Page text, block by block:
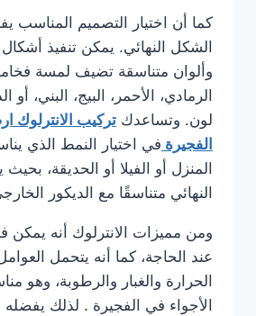
كما أن اختيار التصميم المناسب
الشكل النهائي. يمكن تنفيذ
وألوان متناسقة تضيف لمسة
الرمادي، الأحمر، البيج، البني،
لون. وتساعدك تركيب الانترلوك
الفجيرة في اختيار النمط الذي
المنزل أو الفيلا أو الحديقة،
النهائي متناسقًا مع الديكور
ومن مميزات الانترلوك أنه يمكن
عند الحاجة، كما أنه يتحمل
الحرارة والغبار والرطوبة، وهو
الأجواء في الفجيرة . لذلك يفضله